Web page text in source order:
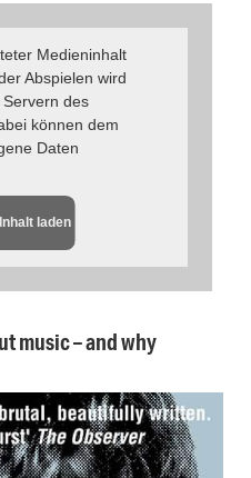
Medieninhalt
Abspielen wird
des
können dem
Daten
Inhalt laden
music – and why